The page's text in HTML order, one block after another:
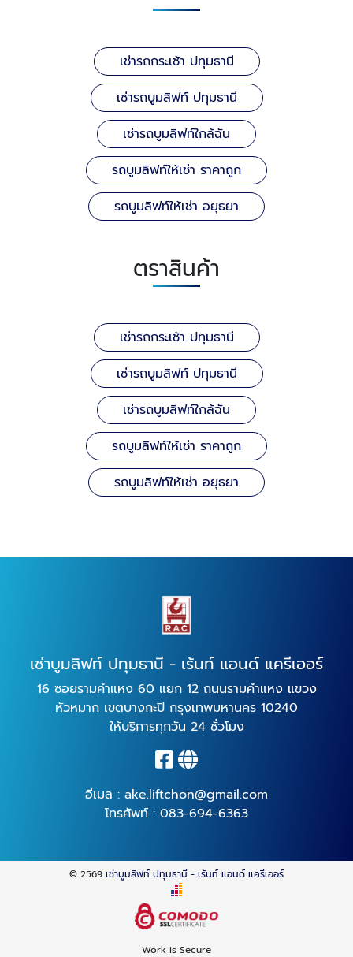
เช่ารถกระเช้า ปทุมธานี
เช่ารถบูมลิฟท์ ปทุมธานี
เช่ารถบูมลิฟท์ใกล้ฉัน
รถบูมลิฟท์ให้เช่า ราคาถูก
รถบูมลิฟท์ให้เช่า อยุธยา
ตราสินค้า
เช่ารถกระเช้า ปทุมธานี
เช่ารถบูมลิฟท์ ปทุมธานี
เช่ารถบูมลิฟท์ใกล้ฉัน
รถบูมลิฟท์ให้เช่า ราคาถูก
รถบูมลิฟท์ให้เช่า อยุธยา
เช่าบูมลิฟท์ ปทุมธานี - เร้นท์ แอนด์ แครีเออร์
16 ซอยรามคำแหง 60 แยก 12 ถนนรามคำแหง แขวง
หัวหมาก เขตบางกะปิ กรุงเทพมหานคร 10240
ให้บริการทุกวัน 24 ชั่วโมง
อีเมล : ake.liftchon@gmail.com
โทรศัพท์ : 083-694-6363
© 2569 เช่าบูมลิฟท์ ปทุมธานี - เร้นท์ แอนด์ แครีเออร์
Work is Secure